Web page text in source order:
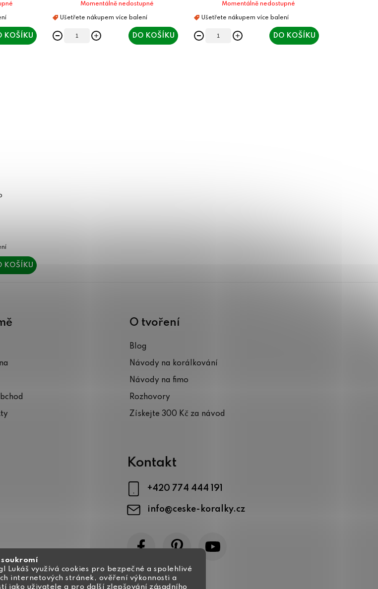
soukromí
Lukáš využívá cookies pro bezpečné a spolehlivé
internetových stránek, ověření výkonnosti a
jako uživatele a pro další zlepšování zásadního
KOŠÍKU
Momentálně nedostupné
DO KOŠÍKU
Momentálně nedostupné
DO KOŠÍKU
KOŠÍKU
O tvoření
Blog
Návody na korálkování
Návody na fimo
Rozhovory
Získejte 300 Kč za návod
Kontakt
info@ceske-koralky.cz
+420 774 444 191